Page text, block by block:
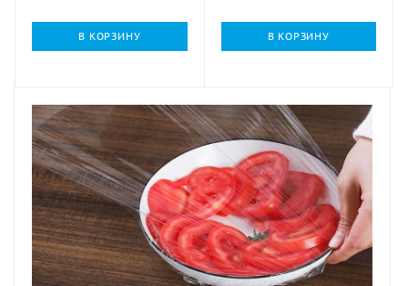
В КОРЗИНУ В КОРЗИНУ